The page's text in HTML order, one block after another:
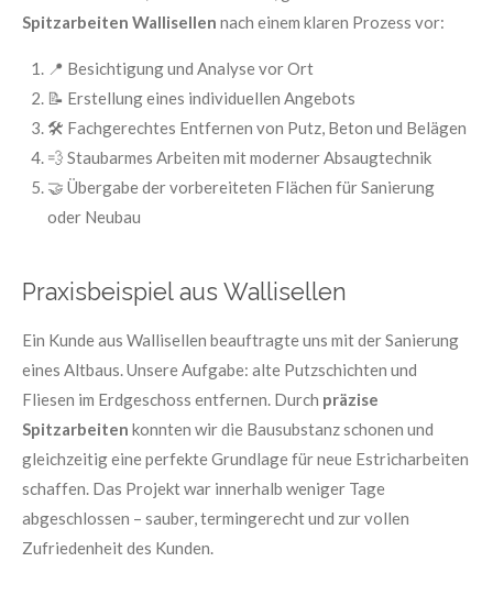
Spitzarbeiten Wallisellen nach einem klaren Prozess vor:
📍 Besichtigung und Analyse vor Ort
📝 Erstellung eines individuellen Angebots
🛠️ Fachgerechtes Entfernen von Putz, Beton und Belägen
💨 Staubarmes Arbeiten mit moderner Absaugtechnik
🤝 Übergabe der vorbereiteten Flächen für Sanierung
oder Neubau
Praxisbeispiel aus Wallisellen
Ein Kunde aus Wallisellen beauftragte uns mit der Sanierung
eines Altbaus. Unsere Aufgabe: alte Putzschichten und
Fliesen im Erdgeschoss entfernen. Durch präzise
Spitzarbeiten konnten wir die Bausubstanz schonen und
gleichzeitig eine perfekte Grundlage für neue Estricharbeiten
schaffen. Das Projekt war innerhalb weniger Tage
abgeschlossen – sauber, termingerecht und zur vollen
Zufriedenheit des Kunden.